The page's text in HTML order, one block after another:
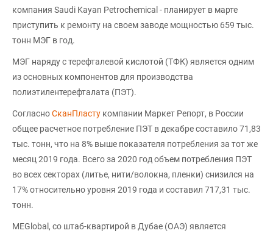
компания Saudi Kayan Petrochemical - планирует в марте
приступить к ремонту на своем заводе мощностью 659 тыс.
тонн МЭГ в год.
МЭГ наряду с терефталевой кислотой (ТФК) является одним
из основных компонентов для производства
полиэтилентерефталата (ПЭТ).
СогласноСканПласту компании Маркет Репорт, в России
общее расчетное потребление ПЭТ в декабре составило 71,83
тыс. тонн, что на 8% выше показателя потребления за тот же
месяц 2019 года. Всего за 2020 год объем потребления ПЭТ
во всех секторах (литье, нити/волокна, пленки) снизился на
17% относительно уровня 2019 года и составил 717,31 тыс.
тонн.
MEGlobal, со штаб-квартирой в Дубае (ОАЭ) является